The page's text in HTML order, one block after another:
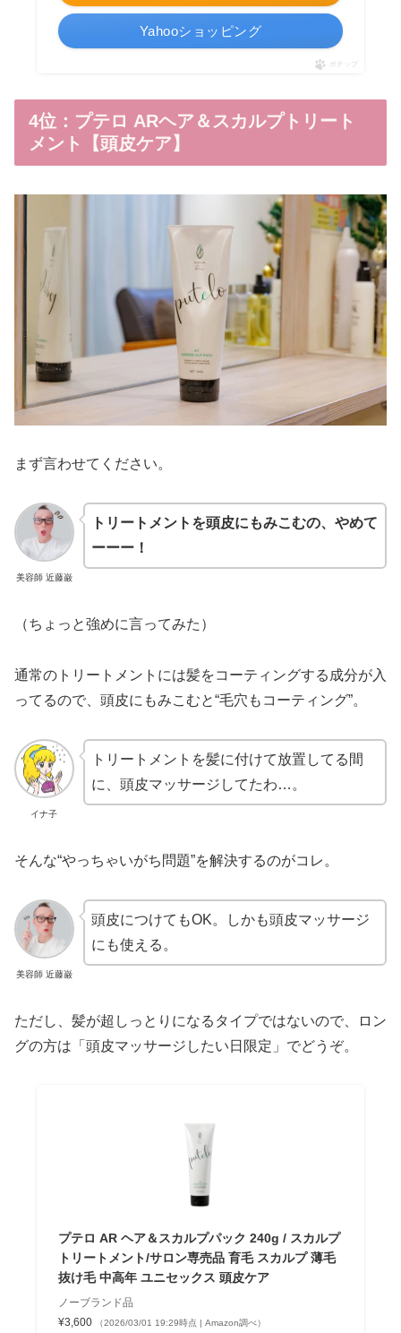
Yahooショッピング
ポチップ
4位：プテロ ARヘア＆スカルプトリート
メント【頭皮ケア】
まず言わせてください。
美容師 近藤巌
トリートメントを頭皮にもみこむの、やめて
ーーー！
（ちょっと強めに言ってみた）
通常のトリートメントには髪をコーティングする成分が入
ってるので、頭皮にもみこむと“毛穴もコーティング”。
イナ子
トリートメントを髪に付けて放置してる間
に、頭皮マッサージしてたわ…。
そんな“やっちゃいがち問題”を解決するのがコレ。
美容師 近藤巌
頭皮につけてもOK。しかも頭皮マッサージ
にも使える。
ただし、髪が超しっとりになるタイプではないので、ロン
グの方は「頭皮マッサージしたい日限定」でどうぞ。
プテロ AR ヘア＆スカルプパック 240g / スカルプ
トリートメント/サロン専売品 育毛 スカルプ 薄毛
抜け毛 中高年 ユニセックス 頭皮ケア
ノーブランド品
¥3,600
（2026/03/01 19:29時点 | Amazon調べ）